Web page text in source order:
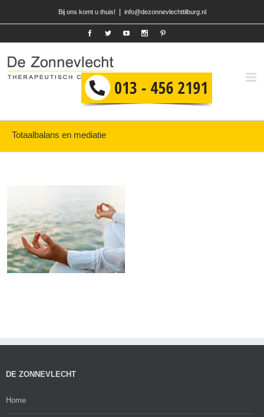
Bij ons komt u thuis! info@dezonnevlechttilburg.nl
Totaalbalans en mediatie
DE ZONNEVLECHT
Home